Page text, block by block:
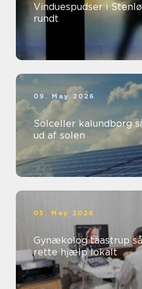
Vinduespudser i
rundt
09. May 2026
Solceller kalundborg sådan får du mest
ud af solen
05. May 2026
Gynækolog taastrup sådan finder du den
rette hjælp lokalt